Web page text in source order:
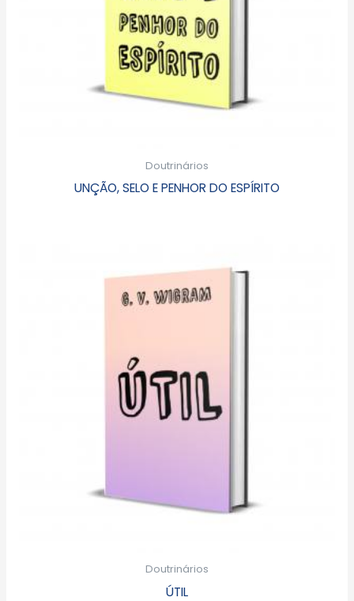
Doutrinários
UNÇÃO, SELO E PENHOR DO ESPÍRITO
Doutrinários
ÚTIL